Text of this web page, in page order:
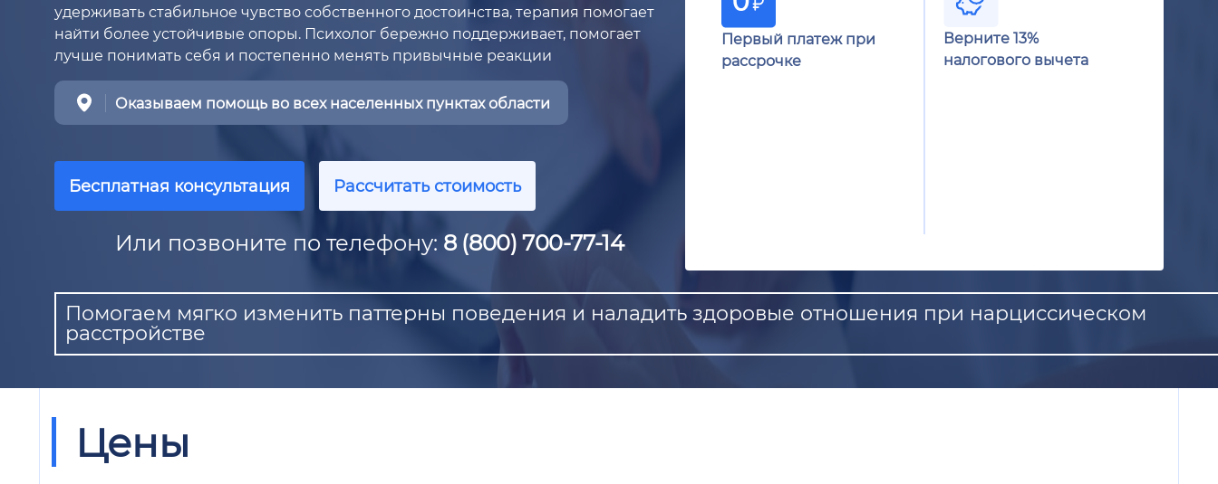
удерживать стабильное чувство собственного достоинства, терапия помогает
найти более устойчивые опоры. Психолог бережно поддерживает, помогает
лучше понимать себя и постепенно менять привычные реакции
Оказываем помощь во всех населенных пунктах области
Бесплатная консультация Рассчитать стоимость
Или позвоните по телефону: 8 (800) 700-77-14
Помогаем мягко изменить паттерны поведения и наладить здоровые отношения при нарциссическом
расстройстве
Первый платеж при
рассрочке
Верните 13%
налогового вычета
Цены